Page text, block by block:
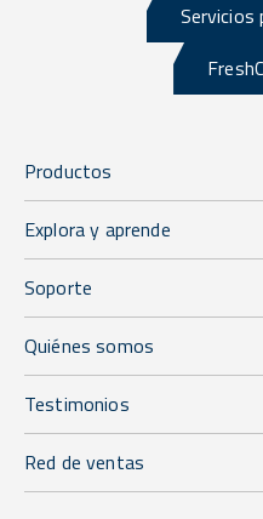
Productos
Explora y aprende
Soporte
Quiénes somos
Testimonios
Red de ventas